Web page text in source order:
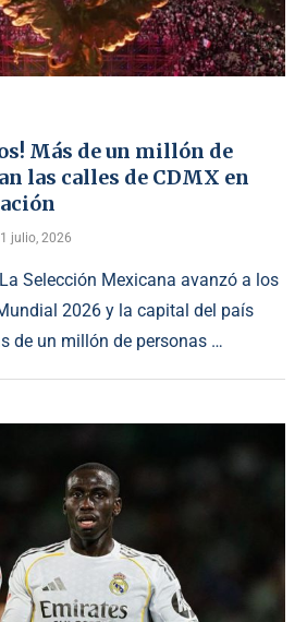
Más de un millón de
las calles de CDMX en
1 julio, 2026
Selección Mexicana avanzó a los
2026 y la capital del país
de un millón de personas …